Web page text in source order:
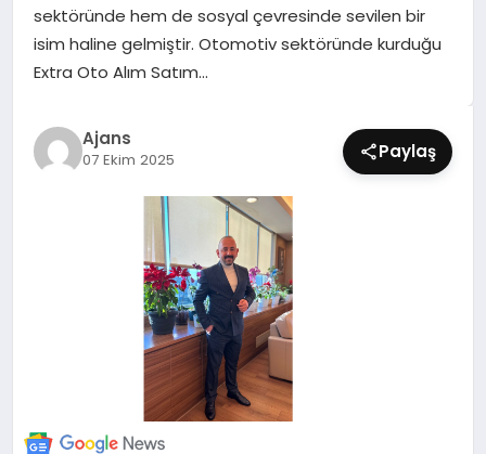
SPOR
TEKNOLOJI
YAŞAM
sektöründe hem de sosyal çevresinde sevilen bir
isim haline gelmiştir. Otomotiv sektöründe kurduğu
Extra Oto Alım Satım…
Ajans
07 Ekim 2025 Paylaş